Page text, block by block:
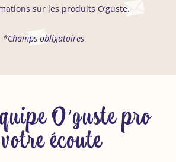
sur les produits O’guste.
*Champs obligatoires
O'guste pro
écoute